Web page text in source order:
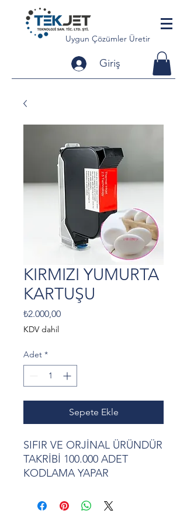
Uygun Çözümler Üretir
Giriş
KIRMIZI YUMURTA
KARTUŞU
₺2.000,00Fiyat
KDV dahil
Adet *
Sepete Ekle
SIFIR VE ORJİNAL ÜRÜNDÜR
TAKRİBİ 100.000 ADET
KODLAMA YAPAR